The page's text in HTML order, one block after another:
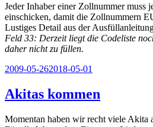
Jeder Inhaber einer Zollnummer muss
einschicken, damit die Zollnummern
Lustiges Detail aus der
Feld 33: Derzeit liegt die Codeliste
daher nicht zu füllen.
Veröffentlicht
2009-05-262018-05-01
Akitas kommen
Momentan haben wir recht viele Akita